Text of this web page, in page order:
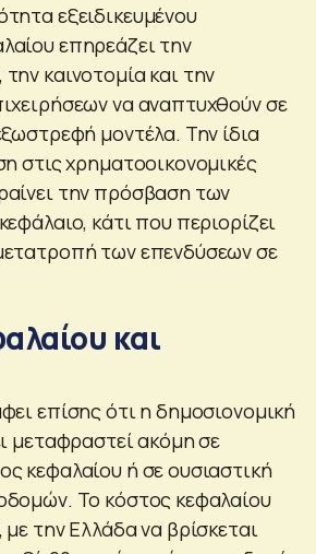
εξειδικευμένου
επηρεάζει την
καινοτομία και την
να αναπτυχθούν σε
μοντέλα. Την ίδια
στις χρηματοοικονομικές
την πρόσβαση των
κάτι που περιορίζει
των επενδύσεων σε
και
επίσης ότι η δημοσιονομική
μεταφραστεί ακόμη σε
κεφαλαίου ή σε ουσιαστική
Το κόστος κεφαλαίου
την Ελλάδα να βρίσκεται